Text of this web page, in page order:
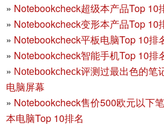
» Notebookcheck超级本产品Top 10
» Notebookcheck变形本产品Top 10
» Notebookcheck平板电脑Top 10排
» Notebookcheck智能手机Top 10排
» Notebookcheck评测过最出色的笔
电脑屏幕
» Notebookcheck售价500欧元以下
本电脑Top 10排名